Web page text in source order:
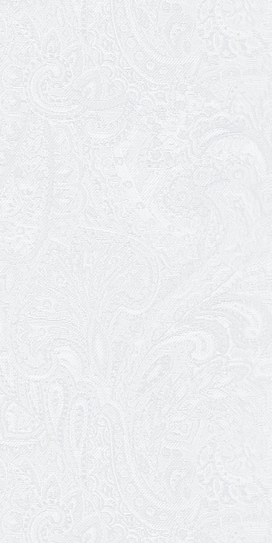
01.04.2026
Трудовий ювілей Олени Корольової
27.03.2026
З Всесвітнім днем театру!
26.03.2026
Божевільна родина — 24 та 26 квітня
25.03.2026
Нам — 79!
17.03.2026
Зелене світло твого дозвілля
11.03.2026
Результати конкурсу
10.03.2026
Ювілей Тетяни Хамітової
03.03.2026
Ювілей Сергія Богаченка
02.03.2026
Результати конкурсу
27.02.2026
Ювілей Олександра Жигуліна
19.02.2026
Про гастрольний захід SQUIRT. The
Las Vegas Show
11.02.2026
Конкурс на заміщення посади
«завідувач художньо-постановочної
частини»
09.02.2026
Пішов з життя Ігор Дідурко